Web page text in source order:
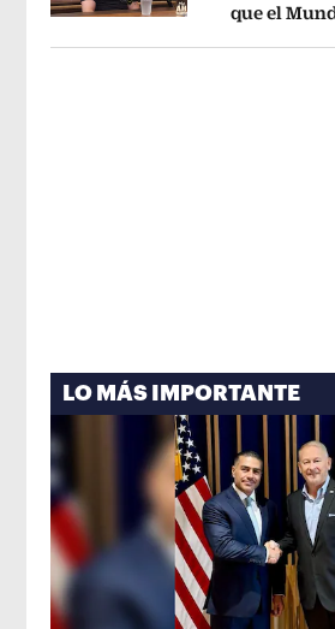
que el
LO MÁS IMPORTANTE